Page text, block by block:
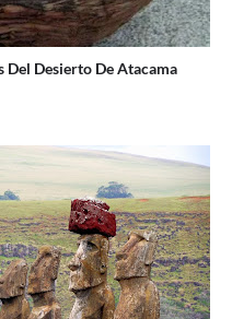
Del Desierto De Atacama